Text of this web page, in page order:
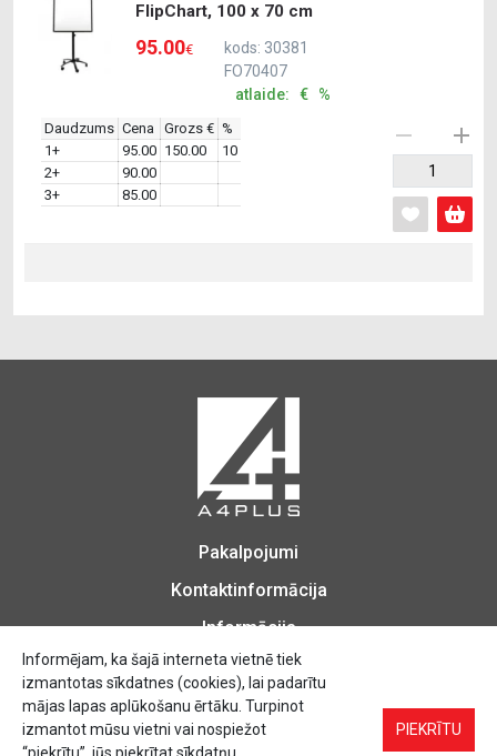
FlipChart, 100 x 70 cm
95.00€
kods: 30381
FO70407
atlaide: € %
Daudzums Cena Grozs € %
1+
95.00 150.00
10
2+
90.00
3+
85.00
Biroja Preces, Zīmogu izgatavošana, Printēšana, Kopēšana, Iesiešana,
Vizītkartes, Skrejlapas, Uzlīmes.
Pakalpojumi
Kontaktinformācija
Informācija
Informējam, ka šajā interneta vietnē tiek
izmantotas sīkdatnes (cookies), lai padarītu
mājas lapas aplūkošanu ērtāku. Turpinot
izmantot mūsu vietni vai nospiežot
PIEKRĪTU